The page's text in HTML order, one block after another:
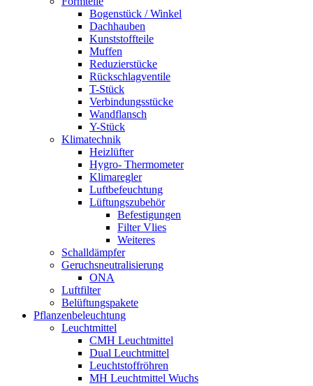
Bogenstück / Winkel
Dachhauben
Kunststoffteile
Muffen
Reduzierstücke
Rückschlagventile
T-Stück
Verbindungsstücke
Wandflansch
Y-Stück
Klimatechnik
Heizlüfter
Hygro- Thermometer
Klimaregler
Luftbefeuchtung
Lüftungszubehör
Befestigungen
Filter Vlies
Weiteres
Schalldämpfer
Geruchsneutralisierung
ONA
Luftfilter
Belüftungspakete
Pflanzenbeleuchtung
Leuchtmittel
CMH Leuchtmittel
Dual Leuchtmittel
Leuchtstoffröhren
MH Leuchtmittel Wuchs